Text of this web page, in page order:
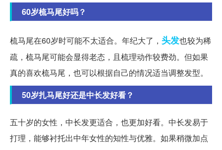
60岁梳马尾好吗？
梳马尾在60岁时可能不太适合。年纪大了， 头发也较为稀
疏，梳马尾可能会显得老态，且梳理动作较费劲。但如果
真的喜欢梳马尾，也可以根据自己的情况适当调整发型。
50岁扎马尾好还是中长发好看？
五十岁的女性，中长发更适合，也更加好看。中长发易于
打理，能够衬托出中年女性的知性与优雅。如果稍微加点